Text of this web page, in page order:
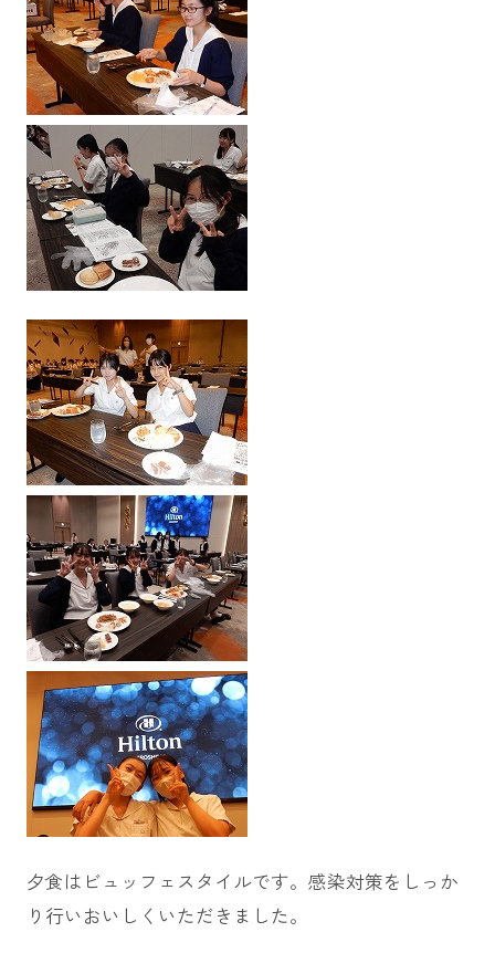
夕食はビュッフェスタイルです。感染対策をしっか
り行いおいしくいただきました。